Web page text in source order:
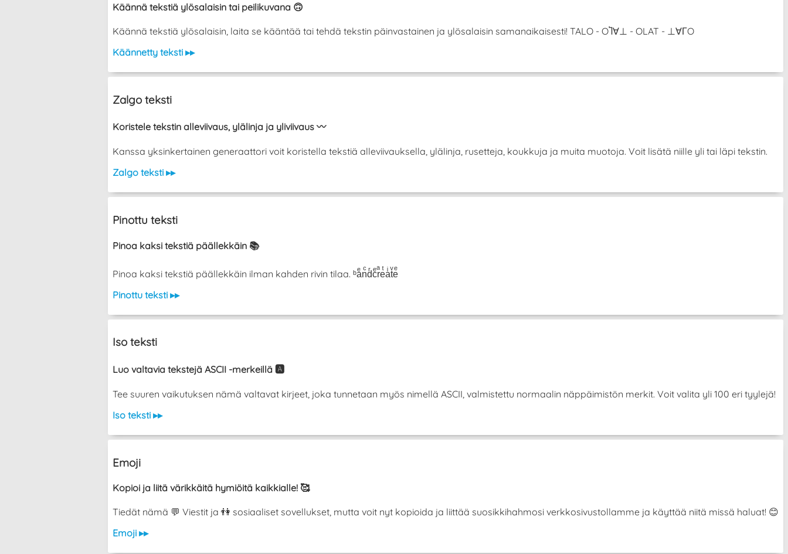
Käännä tekstiä ylösalaisin tai peilikuvana 🙃
Käännä tekstiä ylösalaisin, laita se kääntää tai tehdä tekstin päinvastainen ja ylösalaisin samanaikaisesti! TALO - OႨ∀⊥ - OLAT - ⊥∀ΓO
Käännetty teksti ▸▸
Zalgo teksti
Koristele tekstin alleviivaus, ylälinja ja yliviivaus 〰️
Kanssa yksinkertainen generaattori voit koristella tekstiä alleviivauksella, ylälinja, rusetteja, koukkuja ja muita muotoja. Voit lisätä niille yli tai läpi tekstin.
Zalgo teksti ▸▸
Pinottu teksti
Pinoa kaksi tekstiä päällekkäin 📚
Pinoa kaksi tekstiä päällekkäin ilman kahden rivin tilaa. ᵇaͤnͨdͬcͤrͣeͭaͥtͮeͤ
Pinottu teksti ▸▸
Iso teksti
Luo valtavia tekstejä ASCII -merkeillä 🅰️
Tee suuren vaikutuksen nämä valtavat kirjeet, joka tunnetaan myös nimellä ASCII, valmistettu normaalin näppäimistön merkit. Voit valita yli 100 eri tyylejä!
Iso teksti ▸▸
Emoji
Kopioi ja liitä värikkäitä hymiöitä kaikkialle! 🥰
Tiedät nämä 💬 Viestit ja 👫 sosiaaliset sovellukset, mutta voit nyt kopioida ja liittää suosikkihahmosi verkkosivustollamme ja käyttää niitä missä haluat! 😊
Emoji ▸▸